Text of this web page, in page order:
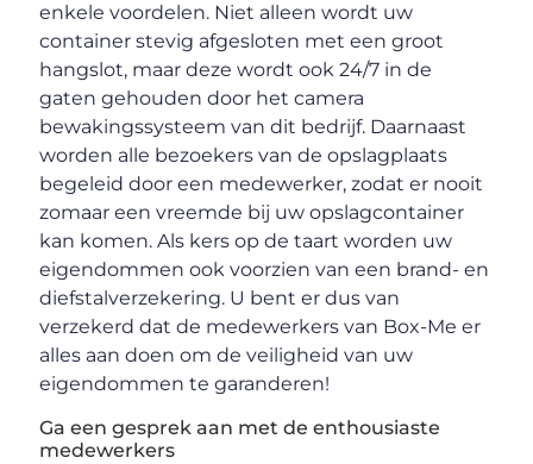
enkele voordelen. Niet alleen wordt uw
container stevig afgesloten met een groot
hangslot, maar deze wordt ook 24/7 in de
gaten gehouden door het camera
bewakingssysteem van dit bedrijf. Daarnaast
worden alle bezoekers van de opslagplaats
begeleid door een medewerker, zodat er nooit
zomaar een vreemde bij uw opslagcontainer
kan komen. Als kers op de taart worden uw
eigendommen ook voorzien van een brand- en
diefstalverzekering. U bent er dus van
verzekerd dat de medewerkers van Box-Me er
alles aan doen om de veiligheid van uw
eigendommen te garanderen!
Ga een gesprek aan met de enthousiaste
medewerkers